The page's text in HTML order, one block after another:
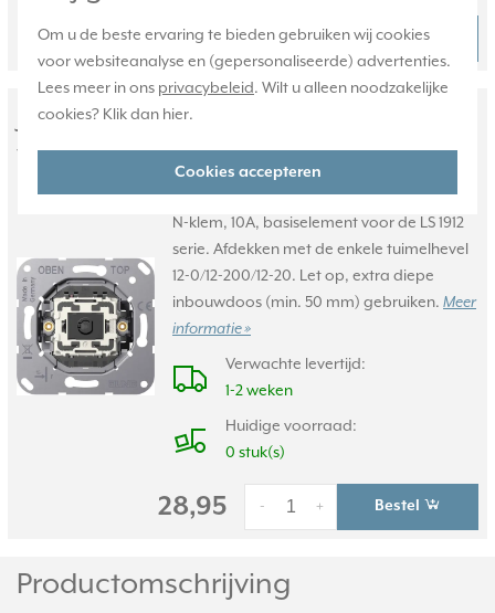
Om u de beste ervaring te bieden gebruiken wij cookies
voor websiteanalyse en (gepersonaliseerde) advertenties.
Lees meer in ons privacybeleid. Wilt u alleen noodzakelijke
cookies? Klik dan hier.
Cookies accepteren
27,95 +
- Bestel
JUNG tuimelimpulsdrukker 1-polig
wisselcontact LS1912 (K 533 EU)
Tuimelimpulsdrukker 1 x wisselcontact met
N-klem, 10A, basiselement voor de LS 1912
serie. Afdekken met de enkele tuimelhevel
12-0/12-200/12-20. Let op, extra diepe
inbouwdoos (min. 50 mm) gebruiken. Meer
informatie »
Verwachte levertijd:
1-2 weken
Huidige voorraad:
0 stuk(s)
28,95 +
- Bestel
Productomschrijving